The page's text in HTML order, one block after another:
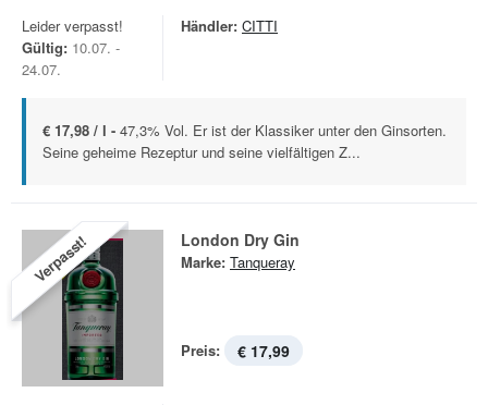
Leider verpasst!
Gültig: 10.07. -
24.07.
Händler: CITTI
€ 17,98 / l - 47,3% Vol. Er ist der Klassiker unter den Ginsorten.
Seine geheime Rezeptur und seine vielfältigen Z...
Verpasst! London Dry Gin
Marke: Tanqueray
Preis: € 17,99